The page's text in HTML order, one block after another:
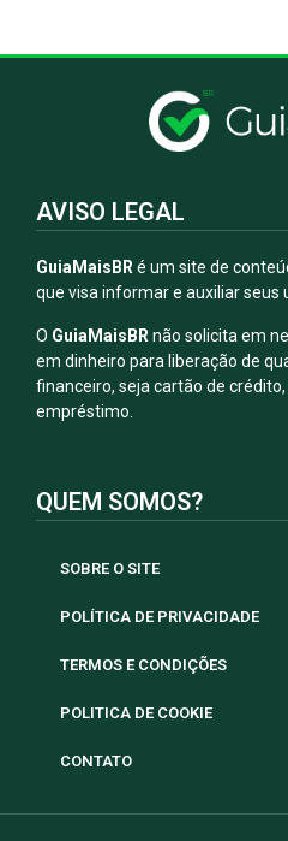
AVISO LEGAL
GuiaMaisBR é um site de
que visa informar e auxiliar seus
O GuiaMaisBR não solicita em
em dinheiro para liberação de
financeiro, seja cartão de
empréstimo.
QUEM SOMOS?
SOBRE O SITE
POLÍTICA DE PRIVACIDADE
TERMOS E CONDIÇÕES
POLITICA DE COOKIE
CONTATO